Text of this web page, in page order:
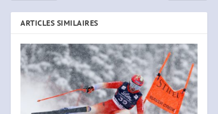
ARTICLES SIMILAIRES